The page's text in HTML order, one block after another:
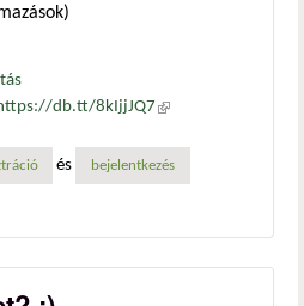
db.tt/8kIjjJQ7 (külső
és bejelentkezés